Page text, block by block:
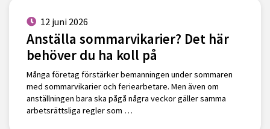
12 juni 2026
Anställa sommarvikarier? Det här
behöver du ha koll på
Många företag förstärker bemanningen under sommaren
med sommarvikarier och feriearbetare. Men även om
anställningen bara ska pågå några veckor gäller samma
arbetsrättsliga regler som …